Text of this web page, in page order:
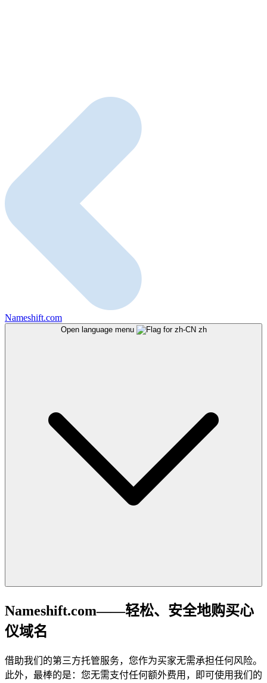
Nameshift.com
Open language menu zh
Nameshift.com——轻松、安全地购买心
仪域名
借助我们的第三方托管服务，您作为买家无需承担任何风险。
此外，最棒的是：您无需支付任何额外费用，即可使用我们的